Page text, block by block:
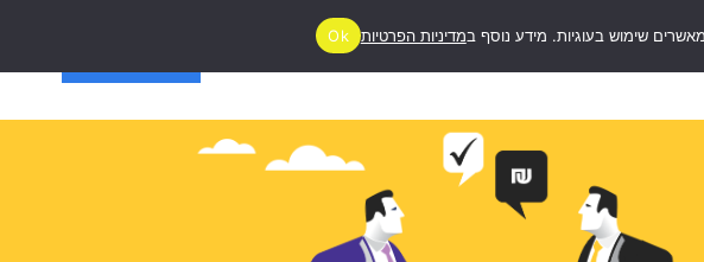
שימוש בעוגיות. מידע נוסף במדיניות הפרטיות Ok